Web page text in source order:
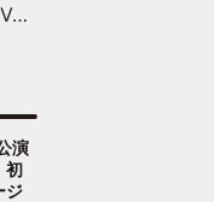
壇
演
初
ジ